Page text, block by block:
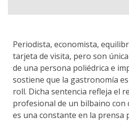
Periodista, economista,
tarjeta de visita, pero son
de una persona poliédrica e
sostiene que la gastronomía
roll. Dicha sentencia refleja el
profesional de un bilbaino con
es una constante en la prensa